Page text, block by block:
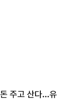
주고 산다...유